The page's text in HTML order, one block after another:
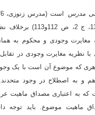
مدرس
مدرس زنوزى، 1378، ج 2، ص
مغایرت وجودى و محکوم به
با نظریه مغایرت وجودى در
که موضوع آن است با یک وجود
هم و به اصطلاح در وجود
که به اعتبارى مصداق ماهیت
ماهیت موضوع. باید توجه